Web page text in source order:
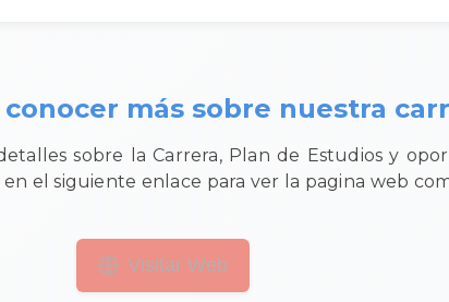
más sobre nuestra
sobre la Carrera, Plan de Estudios y
el siguiente enlace para ver la pagina web
Visitar Web